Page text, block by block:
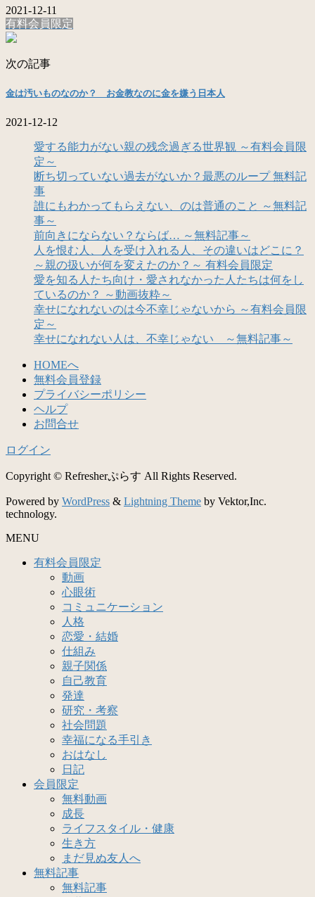
2021-12-11
有料会員限定
次の記事
金は汚いものなのか？ お金教なのに金を嫌う日本人
2021-12-12
愛する能力がない親の残念過ぎる世界観 ～有料会員限
定～
断ち切っていない過去がないか？最悪のループ 無料記
事
誰にもわかってもらえない、のは普通のこと ～無料記
事～
前向きにならない？ならば… ～無料記事～
人を恨む人、人を受け入れる人、その違いはどこに？
～親の扱いが何を変えたのか？～ 有料会員限定
愛を知る人たち向け・愛されなかった人たちは何をし
ているのか？ ～動画抜粋～
幸せになれないのは今不幸じゃないから ～有料会員限
定～
幸せになれない人は、不幸じゃない ～無料記事～
HOMEへ
無料会員登録
プライバシーポリシー
ヘルプ
お問合せ
ログイン
Copyright © Refresherぷらす All Rights Reserved.
Powered by WordPress & Lightning Theme by Vektor,Inc.
technology.
MENU
有料会員限定
動画
心眼術
コミュニケーション
人格
恋愛・結婚
仕組み
親子関係
自己教育
発達
研究・考察
社会問題
幸福になる手引き
おはなし
日記
会員限定
無料動画
成長
ライフスタイル・健康
生き方
まだ見ぬ友人へ
無料記事
無料記事